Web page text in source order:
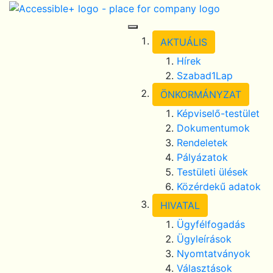
Skip Navigation
Toggle Navigation
AKTUÁLIS
Hírek
Szabad1Lap
ÖNKORMÁNYZAT
Képviselő-testület
Dokumentumok
Rendeletek
Pályázatok
Testületi ülések
Közérdekű adatok
HIVATAL
Ügyfélfogadás
Ügyleírások
Nyomtatványok
Választások